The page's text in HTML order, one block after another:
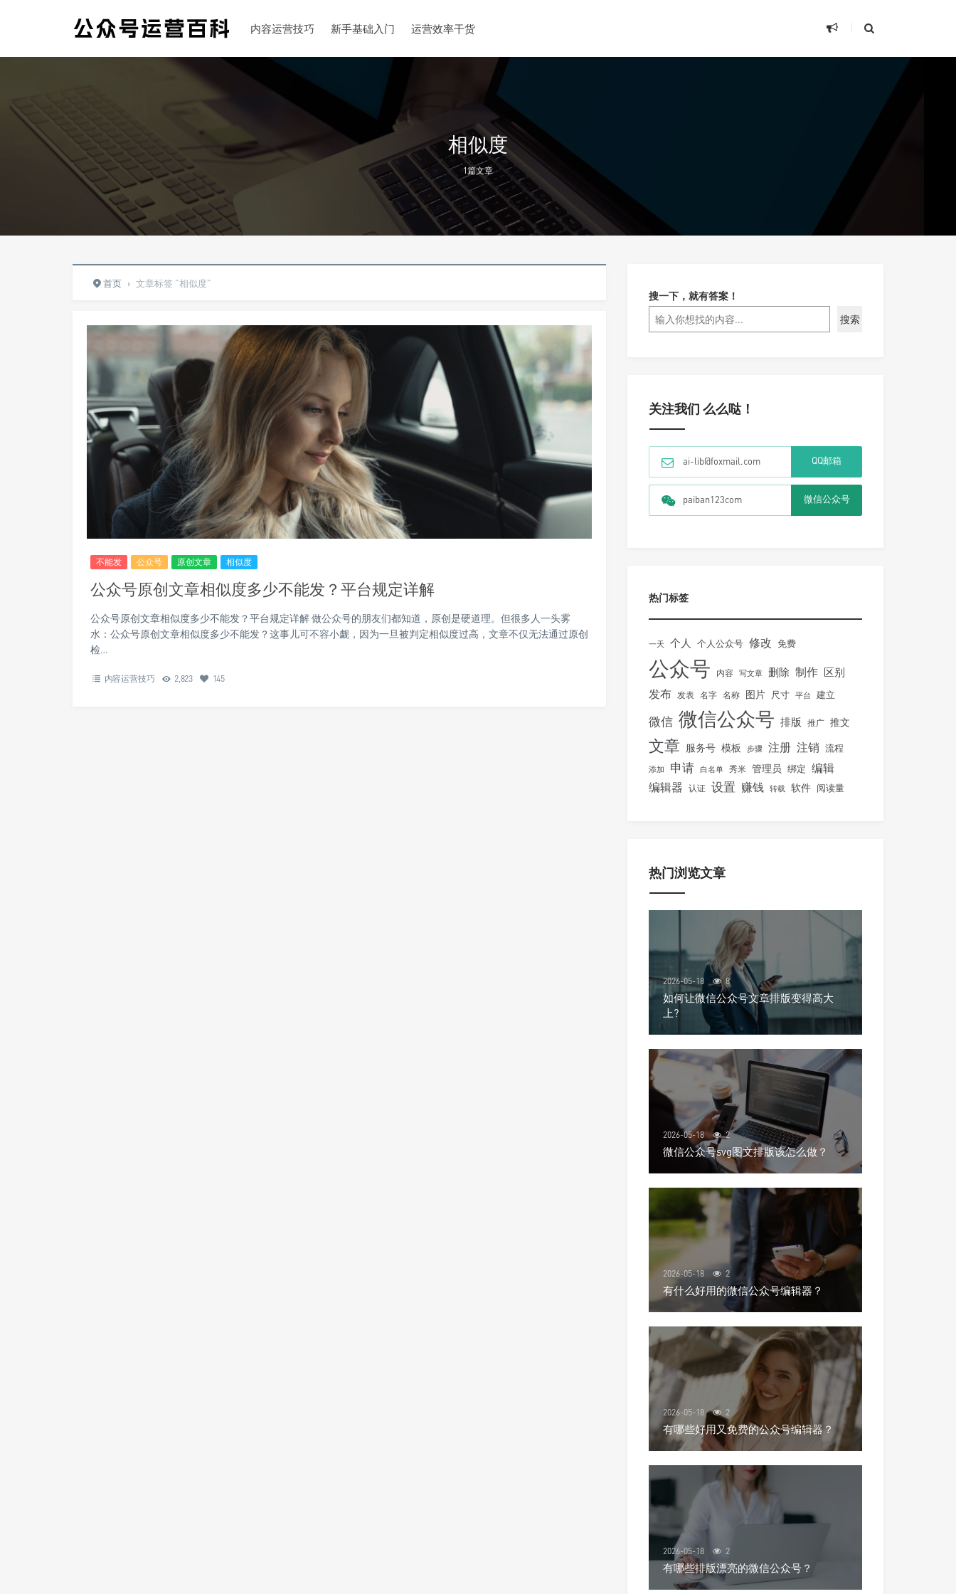
内容运营技巧 新手基础入门 运营效率干货
相似度
1篇文章
首页 › 文章标签 "相似度"
不能发 公众号 原创文章 相似度
公众号原创文章相似度多少不能发？平台规定详解
公众号原创文章相似度多少不能发？平台规定详解 做公众号的朋友们都知道，原创是硬道理。但很多人一头雾
水：公众号原创文章相似度多少不能发？这事儿可不容小觑，因为一旦被判定相似度过高，文章不仅无法通过原创
检…
内容运营技巧 2,823 145
搜一下，就有答案！
搜索
关注我们 么么哒！
ai-lib@foxmail.com QQ邮箱
paiban123com 微信公众号
热门标签
一天 个人 个人公众号 修改 免费
公众号 内容 写文章 删除 制作 区别
发布 发表 名字 名称 图片 尺寸 平台 建立
微信 微信公众号 排版 推广 推文
文章 服务号 模板 步骤 注册 注销 流程
添加 申请 白名单 秀米 管理员 绑定 编辑
编辑器
认证 设置 赚钱 转载 软件 阅读量
热门浏览文章
2026-05-18 8
如何让微信公众号文章排版变得高大
上?
2026-05-18 2
微信公众号svg图文排版该怎么做？
2026-05-18 2
有什么好用的微信公众号编辑器？
2026-05-18 2
有哪些好用又免费的公众号编辑器？
2026-05-18 2
有哪些排版漂亮的微信公众号？